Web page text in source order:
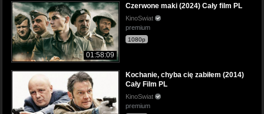
01:58:09
Czerwone maki (2024) Cały film PL
KinoSwiat
premium
1080p
Kochanie, chyba cię zabiłem (2014)
Cały Film PL
KinoSwiat
premium